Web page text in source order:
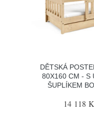
DĚTSKÁ
80X160 CM - S
ŠUPLÍKEM
14 118